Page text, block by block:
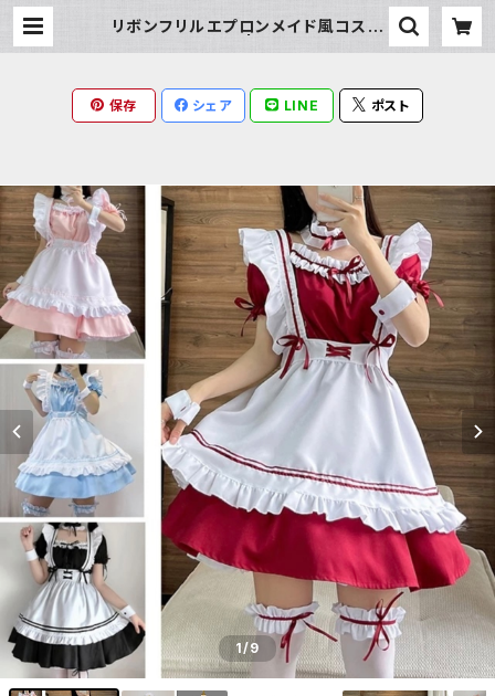
リボンフリルエプロンメイド風コスチ
保存 シェア LINE ポスト
1/9